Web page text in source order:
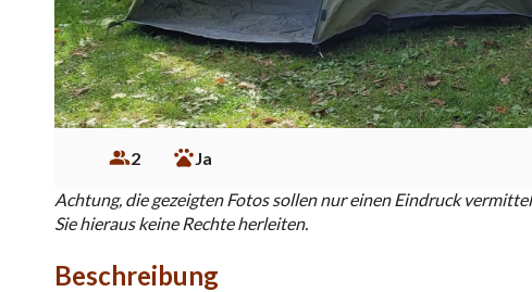
2
Ja
Achtung, die gezeigten Fotos sollen nur einen Eindruck
Sie hieraus keine Rechte herleiten.
Beschreibung